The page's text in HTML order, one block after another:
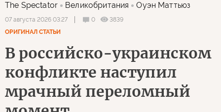
The Spectator Великобритания Оуэн Маттьюз
07 августа 2026 03:27 0
3839
ОРИГИНАЛ СТАТЬИ
В российско-украинском
конфликте наступил
мрачный переломный